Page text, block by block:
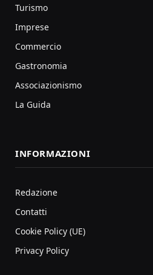
Turismo
Imprese
Commercio
Gastronomia
Associazionismo
La Guida
INFORMAZIONI
Redazione
Contatti
Cookie Policy (UE)
Privacy Policy